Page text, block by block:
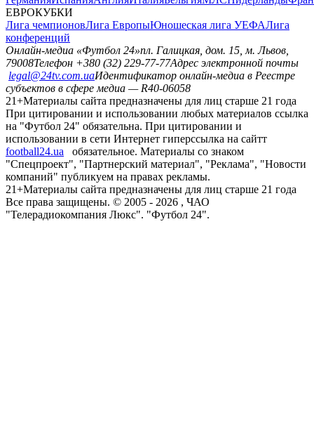
ЕВРОКУБКИ
Лига чемпионовЛига ЕвропыЮношеская лига УЕФАЛига
конференций
Онлайн-медиа «Футбол 24»пл. Галицкая, дом. 15, м. Львов,
79008Телефон +380 (32) 229-77-77Адрес электронной почты
legal@24tv.com.uaИдентификатор онлайн-медиа в Реестре
субъектов в сфере медиа — R40-06058
21+Материалы сайта предназначены для лиц старше 21 года
При цитировании и использовании любых материалов ссылка
на "Футбол 24" обязательна. При цитировании и
использовании в сети Интернет гиперссылка на сайтт
football24.ua
обязательное. Материалы со знаком
"Спецпроект", "Партнерский материал", "Реклама", "Новости
компаний" публикуем на правах рекламы.
21+Материалы сайта предназначены для лиц старше 21 года
Все права защищены. © 2005 - 2026 , ЧАО
"Телерадиокомпания Люкс". "Футбол 24".